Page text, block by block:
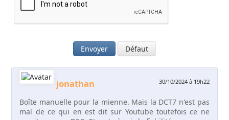
Envoyer Défaut
jonathan 30/10/2024 à 19h22
Boîte manuelle pour la mienne. Mais la DCT7 n'est pas
mal de ce qui en est dit sur Youtube toutefois ce ne